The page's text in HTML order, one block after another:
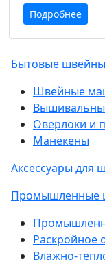
Подробнее
Бытовые
Швейные
Оверлоки и
Манекены
Аксессуары для
Промышленные
Раскройное
Влажно-